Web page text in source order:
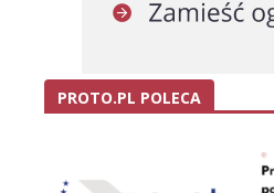
PROTO.PL POLECA